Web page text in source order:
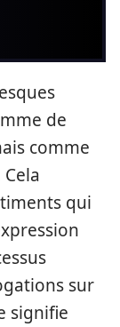
de
comme
qui
sur
signifie